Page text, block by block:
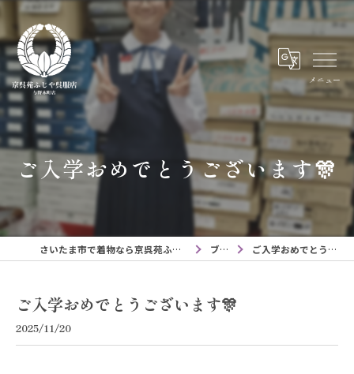
メニュー
ご入学おめでとうございます🎊
さいたま市で着物なら京呉苑ふじや呉服店与野本町店 ブログ ご入学おめでとうございます🎊
ご入学おめでとうございます🎊
2025/11/20